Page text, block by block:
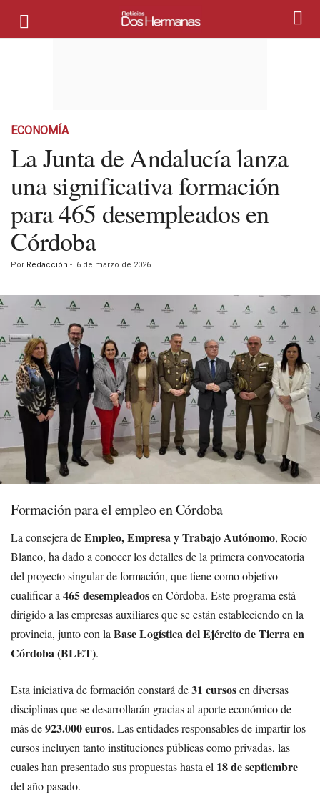
ECONOMÍA
La Junta de Andalucía lanza
una significativa formación
para 465 desempleados en
Córdoba
Por Redacción - 6 de marzo de 2026
Formación para el empleo en Córdoba
La consejera deEmpleo, Empresa y Trabajo Autónomo, Rocío
Blanco, ha dado a conocer los detalles de la primera convocatoria
del proyecto singular de formación, que tiene como objetivo
cualificar a 465 desempleadosen Córdoba. Este programa está
dirigido a las empresas auxiliares que se están estableciendo en la
provincia, junto con la Base Logística del Ejército de Tierra en
Córdoba (BLET).
Esta iniciativa de formación constará de31 cursosen diversas
disciplinas que se desarrollarán gracias al aporte económico de
más de923.000 euros. Las entidades responsables de impartir los
cursos incluyen tanto instituciones públicas como privadas, las
cuales han presentado sus propuestas hasta el 18 de septiembre
del año pasado.